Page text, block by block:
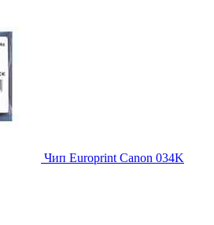
Чип Europrint Canon 034K